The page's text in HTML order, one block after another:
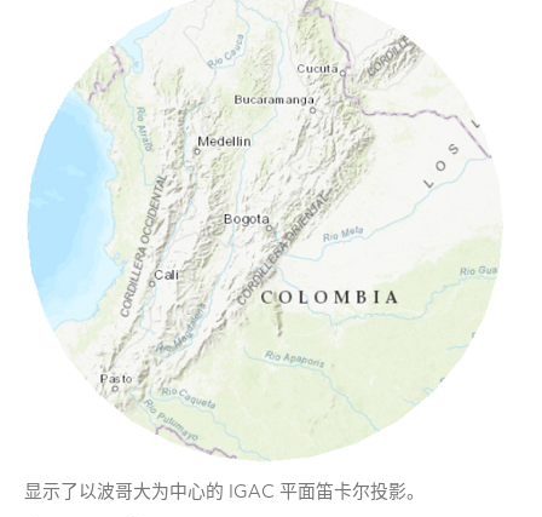
显示了以波哥大为中心的 IGAC 平面笛卡尔投影。